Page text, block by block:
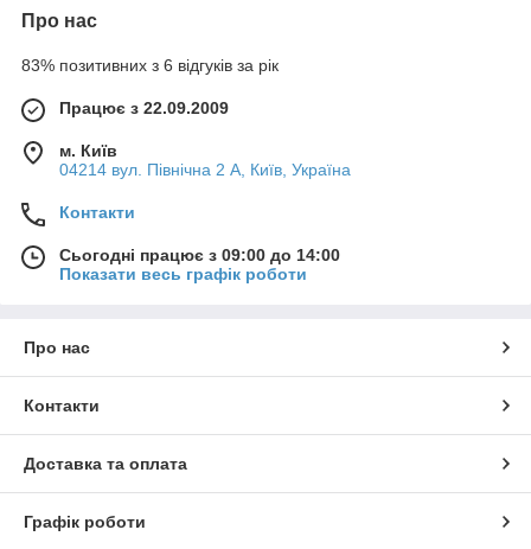
Про нас
83% позитивних з 6 відгуків за рік
Працює з 22.09.2009
м. Київ
04214 вул. Північна 2 А, Київ, Україна
Контакти
Сьогодні працює з 09:00 до 14:00
Показати весь графік роботи
Про нас
Контакти
Доставка та оплата
Графік роботи